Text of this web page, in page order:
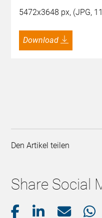
5472x3648 px, (JPG,
Download
Den Artikel teilen
Share Social